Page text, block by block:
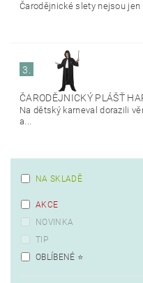
Čarodějnické slety nejsou jen
3.
ČARODĚJNICKÝ PLÁŠŤ
Na dětský karneval dorazili
a...
NA SKLADĚ
AKCE
NOVINKA
TIP
OBLÍBENÉ ⭐️